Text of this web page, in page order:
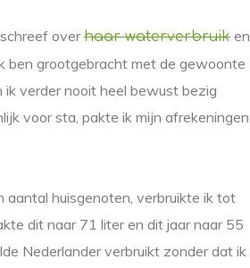
overhaar waterverbruik en
ben grootgebracht met de gewoonte
verder nooit heel bewust bezig
voor sta, pakte ik mijn afrekeningen
aantal huisgenoten, verbruikte ik tot
dit naar 71 liter en dit jaar naar 55
Nederlander verbruikt zonder dat ik